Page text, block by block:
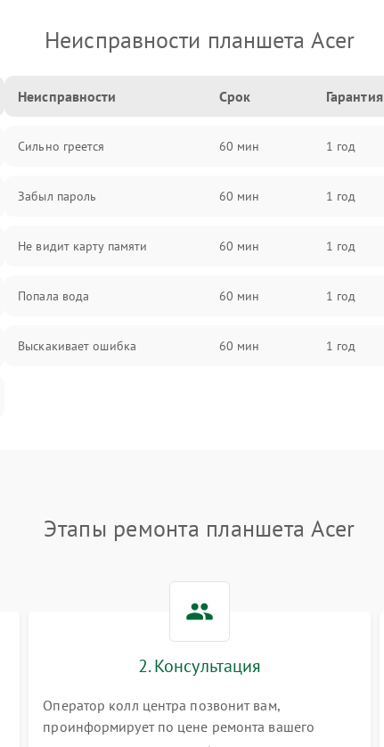
Неисправности планшета Acer
Неисправности Срок Гарантия
Сильно греется 60 мин 1 год
Забыл пароль 60 мин 1 год
Не видит карту памяти 60 мин 1 год
Попала вода 60 мин 1 год
Выскакивает ошибка 60 мин 1 год
Этапы ремонта планшета Acer
2. Консультация
Оператор колл центра позвонит вам,
проинформирует по цене ремонта вашего